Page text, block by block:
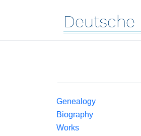
Deutsche
Genealogy
Biography
Works